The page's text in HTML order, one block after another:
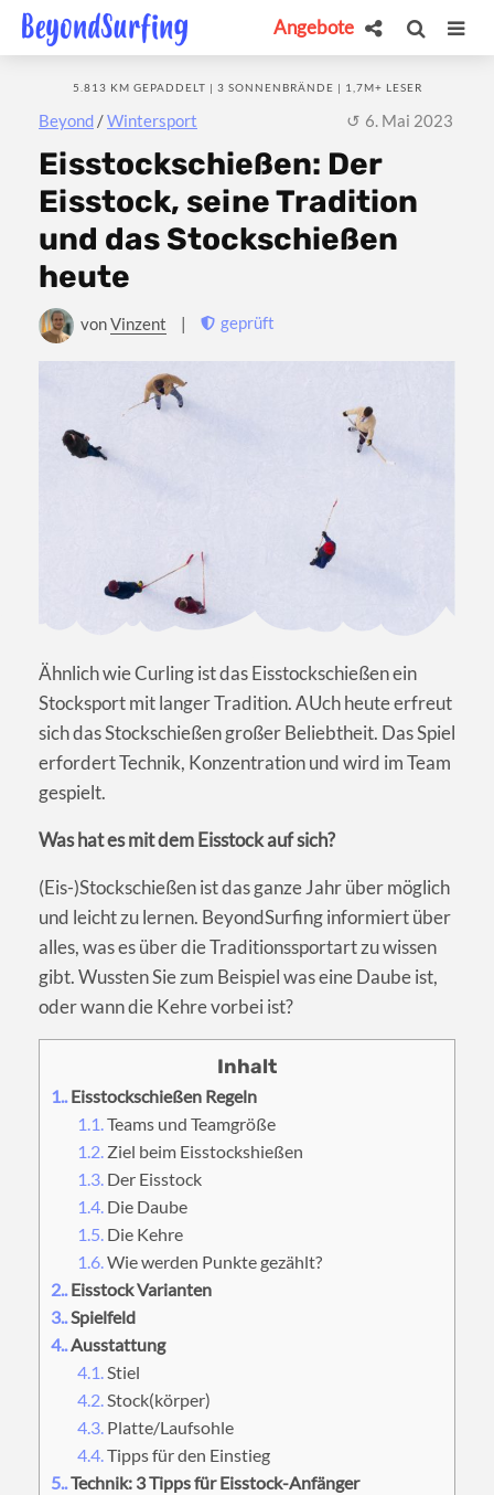
Angebote
Beyond /Wintersport
5.813 KM GEPADDELT | 3 SONNENBRÄNDE | 1,7M+ LESER
6. Mai 2023
Eisstockschießen: Der
Eisstock, seine Tradition
und das Stockschießen
heute
vonVinzent | geprüft
Ähnlich wie Curling ist das Eisstockschießen ein
Stocksport mit langer Tradition. AUch heute erfreut
sich das Stockschießen großer Beliebtheit. Das Spiel
erfordert Technik, Konzentration und wird im Team
gespielt.
Was hat es mit dem Eisstock auf sich?
(Eis-)Stockschießen ist das ganze Jahr über möglich
und leicht zu lernen. BeyondSurfing informiert über
alles, was es über die Traditionssportart zu wissen
gibt. Wussten Sie zum Beispiel was eine Daube ist,
oder wann die Kehre vorbei ist?
1.Eisstockschießen Regeln
1.1.Teams und Teamgröße
1.2. Ziel beim Eisstockshießen
1.3. Der Eisstock
1.4. Die Daube
1.5. Die Kehre
1.6.Wie werden Punkte gezählt?
2.Eisstock Varianten
3.Spielfeld
4.Ausstattung
4.1.Stiel
4.2.Stock(körper)
4.3. Platte/Laufsohle
4.4.Tipps für den Einstieg
5.Technik: 3 Tipps für Eisstock-Anfänger